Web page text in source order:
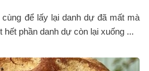
để lấy lại danh dự đã mất mà
phần danh dự còn lại xuống ...